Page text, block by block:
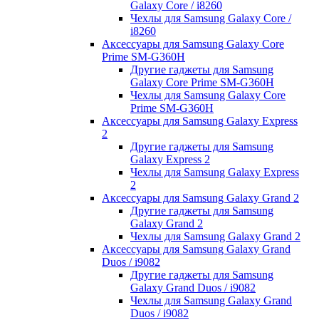
Galaxy Core / i8260
Чехлы для Samsung Galaxy Core /
i8260
Аксессуары для Samsung Galaxy Core
Prime SM-G360H
Другие гаджеты для Samsung
Galaxy Core Prime SM-G360H
Чехлы для Samsung Galaxy Core
Prime SM-G360H
Аксессуары для Samsung Galaxy Express
2
Другие гаджеты для Samsung
Galaxy Express 2
Чехлы для Samsung Galaxy Express
2
Аксессуары для Samsung Galaxy Grand 2
Другие гаджеты для Samsung
Galaxy Grand 2
Чехлы для Samsung Galaxy Grand 2
Аксессуары для Samsung Galaxy Grand
Duos / i9082
Другие гаджеты для Samsung
Galaxy Grand Duos / i9082
Чехлы для Samsung Galaxy Grand
Duos / i9082